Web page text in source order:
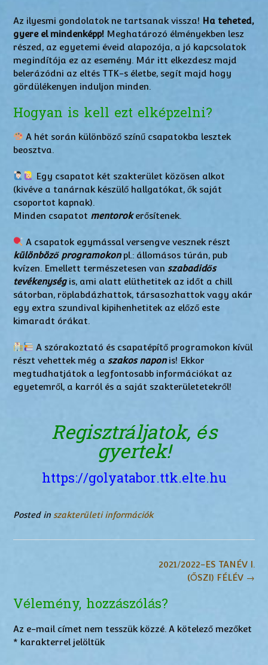
Az ilyesmi gondolatok ne tartsanak vissza! Ha teheted,
gyere el mindenképp! Meghatározó élményekben lesz
részed, az egyetemi éveid alapozója, a jó kapcsolatok
megindítója ez az esemény. Már itt elkezdesz majd
belerázódni az eltés TTK-s életbe, segít majd hogy
gördülékenyen induljon minden.
Hogyan is kell ezt elképzelni?
A hét során különböző színű csapatokba lesztek
beosztva.
Egy csapatot két szakterület közösen alkot
(kivéve a tanárnak készülő hallgatókat, ők saját
csoportot kapnak).
Minden csapatot mentorokerősítenek.
A csapatok egymással versengve vesznek részt
különböző programokonpl.: állomásos túrán, pub
kvízen. Emellett természetesen van szabadidős
tevékenységis, ami alatt elüthetitek az időt a chill
sátorban, röplabdázhattok, társasozhattok vagy akár
egy extra szundival kipihenhetitek az előző este
kimaradt órákat.
A szórakoztató és csapatépítő programokon kívül
részt vehettek még a szakos naponis! Ekkor
megtudhatjátok a legfontosabb információkat az
egyetemről, a karról és a saját szakterületetekről!
Regisztráljatok, és
gyertek!
https://golyatabor.ttk.elte.hu
Posted in szakterületi információk
2021/2022-ES TANÉV I.
(ŐSZI) FÉLÉV →
Vélemény, hozzászólás?
Az e-mail címet nem tesszük közzé. A kötelező mezőket
* karakterrel jelöltük